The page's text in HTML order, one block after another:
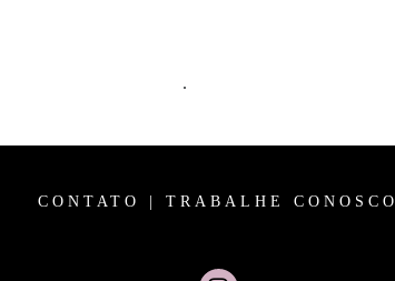
.
CONTATO TRABALHE CONOSCO